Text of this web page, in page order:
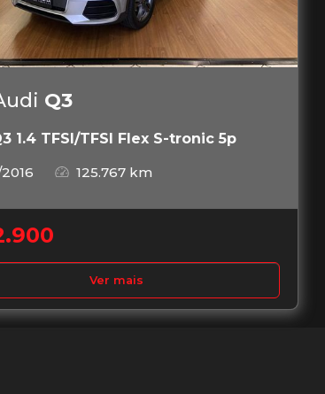
Q3
1.4 TFSI/TFSI Flex S-tronic 5p
125.767 km
Ver mais